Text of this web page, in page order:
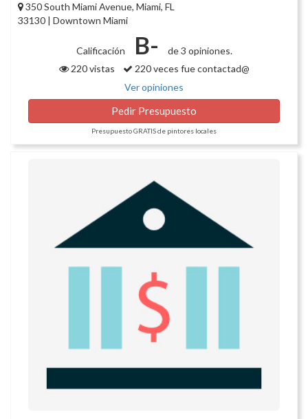
350 South Miami Avenue, Miami, FL
33130 | Downtown Miami
Calificación B-
de 3 opiniones.
220 vistas
220 veces fue contactad@
Ver opiniones
Pedir Presupuesto
Presupuesto GRATIS de pintores locales